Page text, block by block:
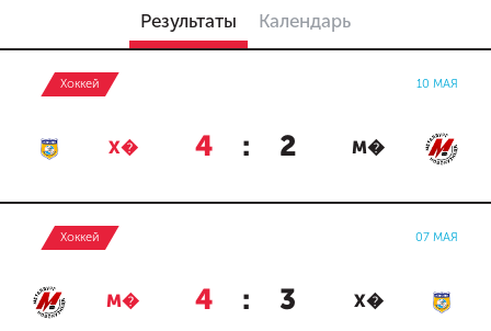
Результаты Календарь
Хоккей 10 МАЯ
Х� 4 : 2 М�
Хоккей 07 МАЯ
М� 4 : 3 Х�